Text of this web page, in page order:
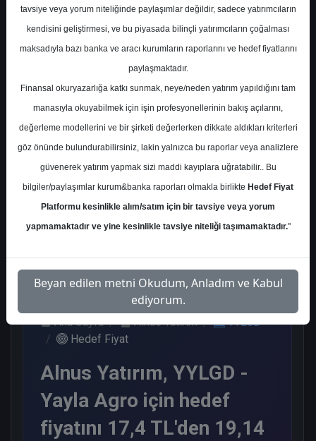
En Yüksek Tahmin
Ortalama Fiyat Tahmini
Ortalama Getiri Potansiyeli
Kurum Sayısı
1
1
Ana Sayfa Alnus Yatırım
YYLGD
Hedef Fiyat
Alnus Yatırım, YYLGD -
Yayla Agro için hedef
fiyatını 17,4 TL'den 19,14
tavsiye veya yorum niteliğinde paylaşımlar değildir, sadece yatırımcıların
kendisini geliştirmesi, ve bu piyasada bilinçli yatırımcıların çoğalması
maksadıyla bazı banka ve aracı kurumların raporlarını ve hedef fiyatlarını
paylaşmaktadır.
Finansal okuryazarlığa katkı sunmak, neye/neden yatırım yapıldığını tam
manasıyla okuyabilmek için işin profesyonellerinin bakış açılarını,
değerleme modellerini ve bir şirketi değerlerken dikkate aldıkları kriterleri
göz önünde bulundurabilirsiniz, lakin yalnızca bu raporlar veya analizlere
güvenerek yatırım yapmak sizi maddi kayıplara uğratabilir.. Bu
bilgiler/paylaşımlar kurum&banka raporları olmakla birlikte Hedef Fiyat
Platformu kesinlikle alım/satım için bir tavsiye veya yorum
yapmamaktadır ve yine kesinlikle tavsiye niteliği taşımamaktadır."
Beyan edilen metni Okudum, Anladım ve Kabul
ediyorum.